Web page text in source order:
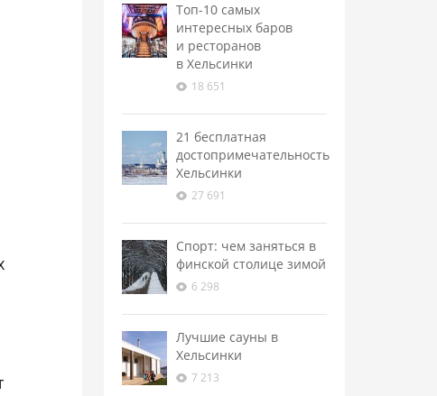
Топ-10 самых
интересных баров
и ресторанов
в Хельсинки
18 651
21 бесплатная
достопримечательность
Хельсинки
27 691
Спорт: чем заняться в
финской столице зимой
6 298
Лучшие сауны в
Хельсинки
7 213